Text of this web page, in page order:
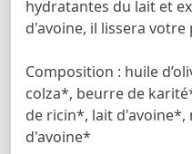
hydratantes du lait et
d'avoine, il lissera
Composition : huile
colza*, beurre de
de ricin*, lait
d'avoine*